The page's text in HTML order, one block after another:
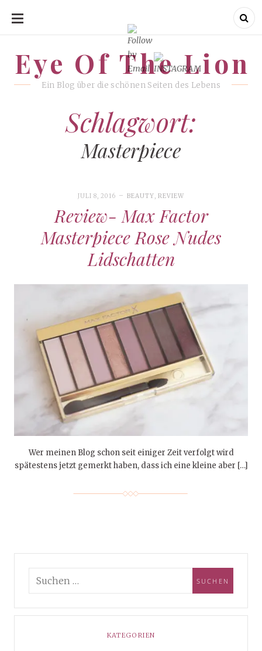
SKIP
CONTENT
Eye Of The Lion
Ein Blog über die schönen Seiten des Lebens
Eye Of The Lion
Schlagwort:
Masterpiece
JULI 8, 2016 BEAUTY ,REVIEW
Review- Max Factor
Masterpiece Rose Nudes
Lidschatten
Wer meinen Blog schon seit einiger Zeit verfolgt wird
spätestens jetzt gemerkt haben, dass ich eine kleine aber […]
KATEGORIEN